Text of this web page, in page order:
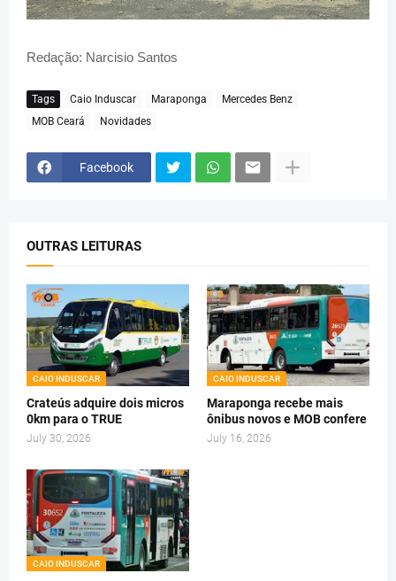
Redação: Narcisio Santos
Tags Caio Induscar Maraponga
Mercedes Benz
MOB Ceará
Novidades
Facebook
OUTRAS LEITURAS
CAIO INDUSCAR
Crateús adquire dois micros
0km para o TRUE
July 30, 2026
CAIO INDUSCAR
Maraponga recebe mais
ônibus novos e MOB confere
July 16, 2026
CAIO INDUSCAR